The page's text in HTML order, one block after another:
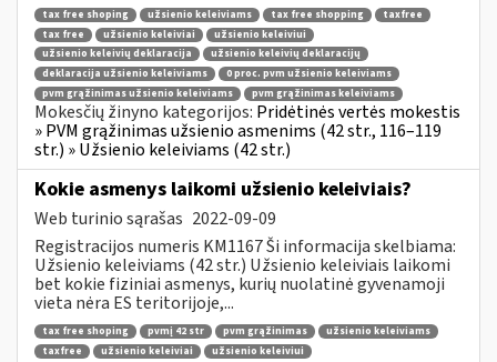
tax free shoping užsienio keleiviams tax free shopping
taxfree
tax free
užsienio keleiviai
užsienio keleiviui
užsienio keleivių deklaracija
užsienio keleivių deklaracijų
deklaracija užsienio keleiviams
0 proc. pvm užsienio keleiviams
pvm grąžinimas užsienio keleiviams
pvm grąžinimas keleiviams
Mokesčių žinyno kategorijos: Pridėtinės vertės mokestis
» PVM grąžinimas užsienio asmenims (42 str., 116–119
str.) » Užsienio keleiviams (42 str.)
Kokie asmenys laikomi užsienio keleiviais?
Web turinio sąrašas 2022-09-09
Registracijos numeris KM1167 Ši informacija skelbiama:
Užsienio keleiviams (42 str.) Užsienio keleiviais laikomi
bet kokie fiziniai asmenys, kurių nuolatinė gyvenamoji
vieta nėra ES teritorijoje,...
tax free shoping pvmį 42 str pvm grąžinimas
užsienio keleiviams
taxfree
užsienio keleiviai
užsienio keleiviui